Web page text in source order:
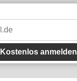
Kostenlos anmelden